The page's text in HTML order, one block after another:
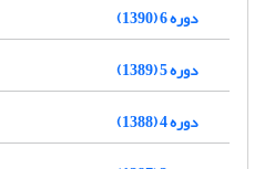
دوره 6 (1390)
دوره 5 (1389)
دوره 4 (1388)